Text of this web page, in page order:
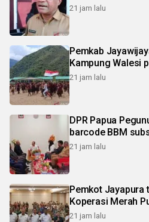
21 jam lalu
Pemkab
Kampung Walesi
21 jam lalu
DPR Papua
barcode BBM
21 jam lalu
Pemkot Jayapura
Koperasi Merah
21 jam lalu